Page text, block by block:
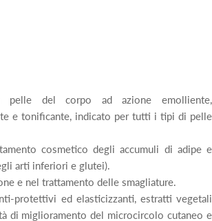
pelle del corpo ad azione emolliente,
e tonificante, indicato per tutti i tipi di pelle
cosmetico degli accumuli di adipe e
arti inferiori e glutei).
e nel trattamento delle smagliature.
protettivi ed elasticizzanti, estratti vegetali
di miglioramento del microcircolo cutaneo e